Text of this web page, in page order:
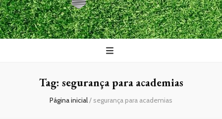
Maxx Gramas
Blog
Tag: segurança para academias
Página inicial/ segurança para academias